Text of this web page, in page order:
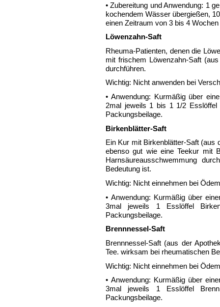
• Zubereitung und Anwendung: 1
kochendem Wässer übergießen,
einen Zeitraum von 3 bis 4
Löwenzahn-Saft
Rheuma-Patienten, denen die
mit frischem Löwenzahn-Saft
durchführen.
Wichtig: Nicht anwenden bei
• Anwendung: Kurmäßig über
2mal jeweils 1 bis 1 1/2 Esslöffel
Packungsbeilage.
Birkenblätter-Saft
Ein Kur mit Birkenblätter-Saft (aus
ebenso gut wie eine Teekur mit
Harnsäureausschwemmung
Bedeutung ist.
Wichtig: Nicht einnehmen bei
• Anwendung: Kurmäßig über
3mal jeweils 1 Esslöffel
Packungsbeilage.
Brennnessel-Saft
Brennnessel-Saft (aus der
Tee. wirksam bei rheumatischen
Wichtig: Nicht einnehmen bei
• Anwendung: Kurmäßig über
3mal jeweils 1 Esslöffel
Packungsbeilage.